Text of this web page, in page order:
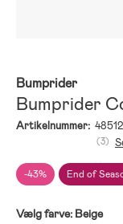
Bumprider
Bumprider
Artikelnummer:
-43% End of
(3)
Vælg farve: Beige